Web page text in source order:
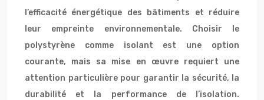
l’efficacité énergétique des bâtiments et réduire
leur empreinte environnementale. Choisir le
polystyrène comme isolant est une option
courante, mais sa mise en œuvre requiert une
attention particulière pour garantir la sécurité, la
durabilité et la performance de l’isolation.